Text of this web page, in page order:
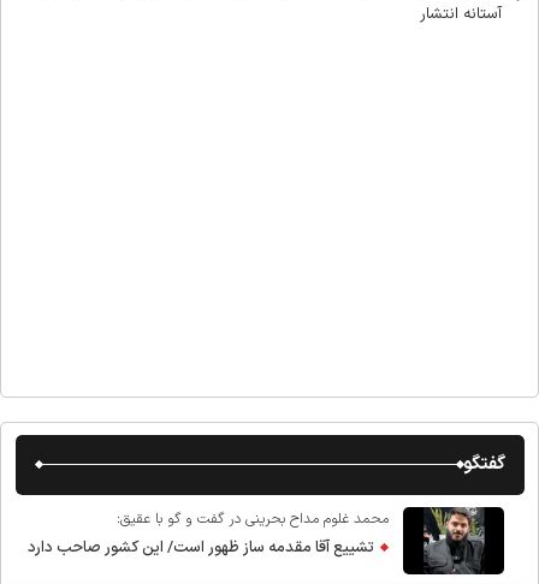
آستانه انتشار
گفتگو
محمد غلوم مداح بحرینی در گفت و گو با عقیق:
تشییع آقا مقدمه ساز ظهور است/ این کشور صاحب دارد